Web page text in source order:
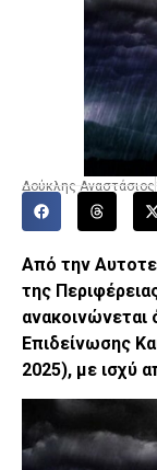
Δούκλης Αναστάσιος
Από την
της
ανακοινώνεται
Επιδείνωσης
2025), με ισχύ